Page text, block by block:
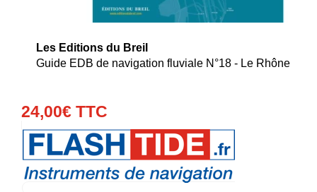
Les Editions du Breil
Guide EDB de navigation fluviale N°18 - Le Rhône
24,00€ TTC